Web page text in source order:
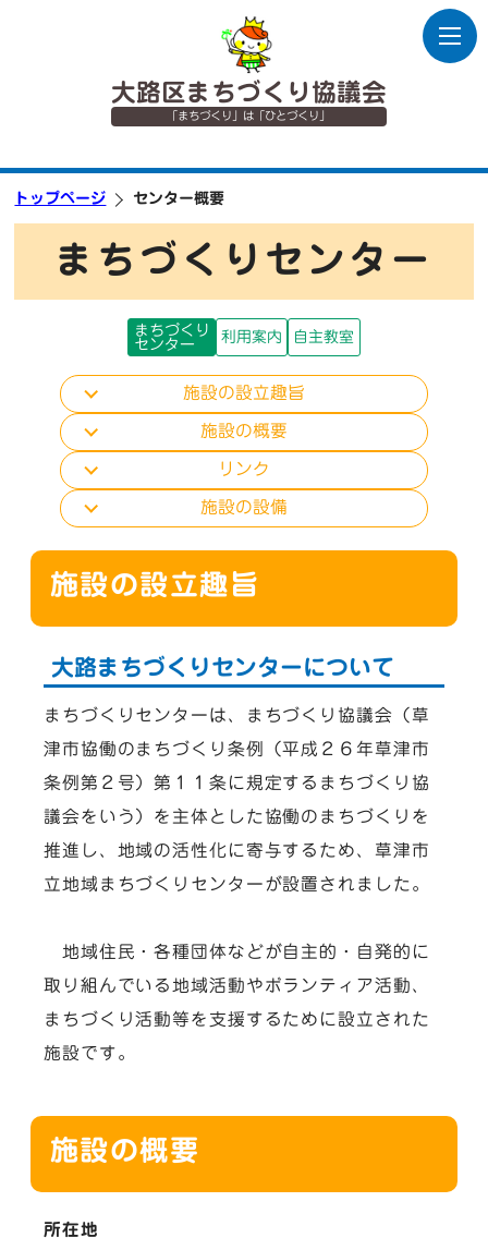
大路区まちづくり協議会
「まちづくり」は「ひとづくり」
トップページ センター概要
まちづくりセンター
まちづくり
センター
利用案内 自主教室
施設の設立趣旨
施設の概要
リンク
施設の設備
施設の設立趣旨
大路まちづくりセンターについて
まちづくりセンターは、まちづくり協議会（草
津市協働のまちづくり条例（平成２６年草津市
条例第２号）第１１条に規定するまちづくり協
議会をいう）を主体とした協働のまちづくりを
推進し、地域の活性化に寄与するため、草津市
立地域まちづくりセンターが設置されました。
地域住民・各種団体などが自主的・自発的に
取り組んでいる地域活動やボランティア活動、
まちづくり活動等を支援するために設立された
施設です。
施設の概要
所在地